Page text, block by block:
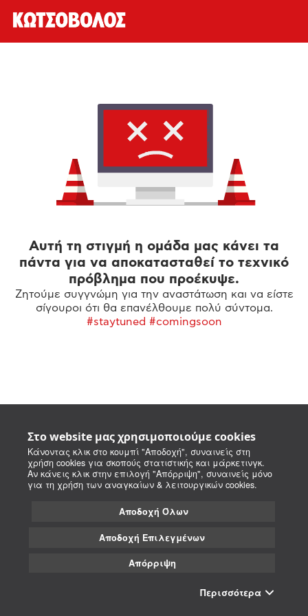
Στο website μας χρησιμοποιούμε cookies
Κάνοντας κλικ στο κουμπί "Αποδοχή", συναινείς στη
χρήση cookies για σκοπούς στατιστικής και μάρκετινγκ.
Αν κάνεις κλικ στην επιλογή "Απόρριψη", συναινείς μόνο
για τη χρήση των αναγκαίων & λειτουργικών cookies.
Αποδοχή Όλων
Αποδοχή Επιλεγμένων
Απόρριψη
Περισσότερα
Αυτή τη στιγμή η ομάδα μας κάνει τα
πάντα για να αποκατασταθεί το τεχνικό
πρόβλημα που προέκυψε.
Ζητούμε συγγνώμη για την αναστάτωση και να είστε
σίγουροι ότι θα επανέλθουμε πολύ σύντομα.
#staytuned #comingsoon